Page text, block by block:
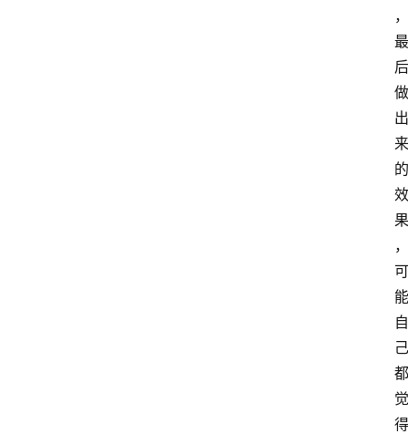
，
最
后
做
出
来
的
效
果
，
可
能
自
己
都
觉
得